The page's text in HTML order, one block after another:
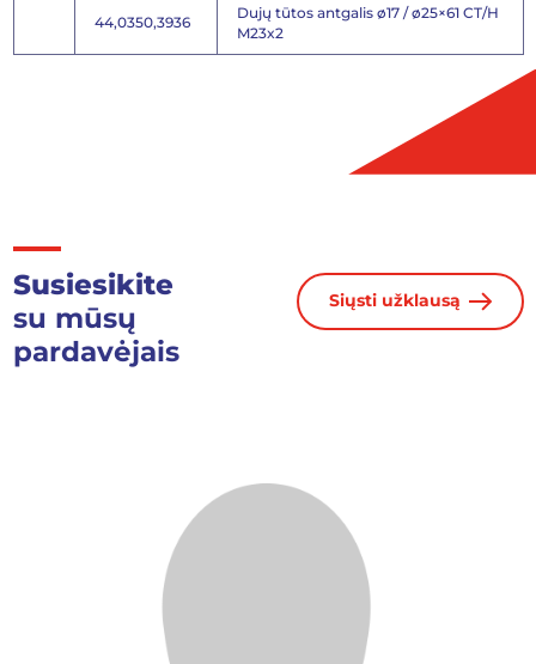
44,0350,3936
Dujų tūtos antgalis ø17 / ø25×61 CT/H
M23x2
Susiesikite
su mūsų
pardavėjais
Siųsti užklausą